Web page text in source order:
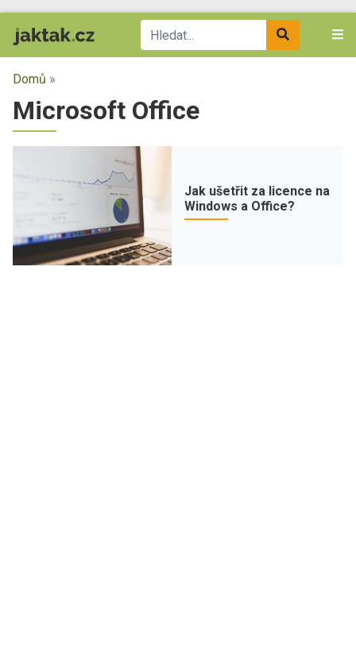
Domů »
Microsoft Office
Jak ušetřit za licence na
Windows a Office?